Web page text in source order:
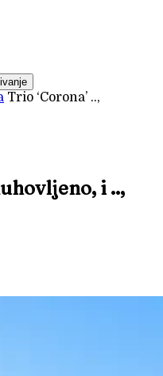
Trio ‘Corona’ ..,
i ..,